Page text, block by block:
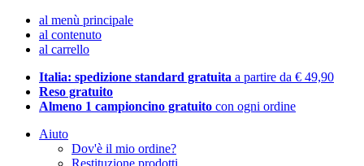
al menù principale
al contenuto
al carrello
Italia: spedizione standard gratuita a partire da € 49,90
Reso gratuito
Almeno 1 campioncino gratuito con ogni ordine
Aiuto
Dov'è il mio ordine?
Restituzione prodotti